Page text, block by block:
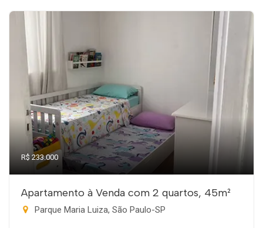
R$ 233.000
Apartamento à Venda com 2 quartos, 45m²
Parque Maria Luiza, São Paulo-SP